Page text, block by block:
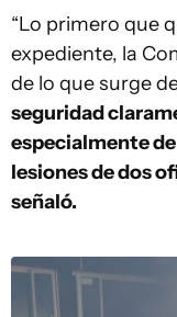
“Lo primero que
expediente, la
de lo que surge
seguridad
especialmente
lesiones de dos
señaló.